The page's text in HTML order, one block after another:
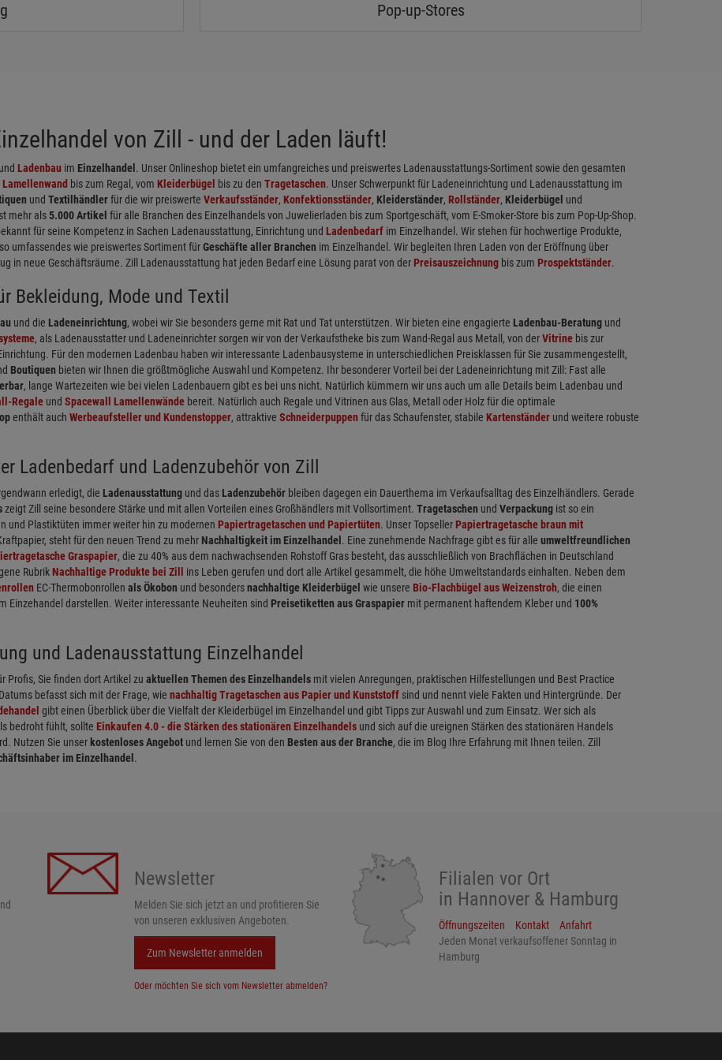
Pop-up-Stores
von Zill - und der Laden läuft!
und Ladenbau im Einzelhandel . Unser Onlineshop bietet ein umfangreiches und preiswertes Ladenausstattungs-Sortiment sowie den gesamten
Lamellenwand bis zum Regal, vom Kleiderbügel bis zu den Tragetaschen. Unser Schwerpunkt für Ladeneinrichtung und Ladenausstattung im
und Textilhändlerfür die wir preiswerte Verkaufsständer, Konfektionsständer, Kleiderständer, Rollständer, Kleiderbügel und
mehr als5.000 Artikel für alle Branchen des Einzelhandels von Juwelierladen bis zum Sportgeschäft, vom E-Smoker-Store bis zum Pop-Up-Shop.
für seine Kompetenz in Sachen Ladenausstattung, Einrichtung und Ladenbedarf im Einzelhandel. Wir stehen für hochwertige Produkte,
umfassendes wie preiswertes Sortiment fürGeschäfte aller Branchen im Einzelhandel. Wir begleiten Ihren Laden von der Eröffnung über
in neue Geschäftsräume. Zill Ladenausstattung hat jeden Bedarf eine Lösung parat von derPreisauszeichnung bis zum Prospektständer.
Bekleidung, Mode und Textil
und die Ladeneinrichtung, wobei wir Sie besonders gerne mit Rat und Tat unterstützen. Wir bieten eine engagierte Ladenbau-Beratung und
, als Ladenausstatter und Ladeneinrichter sorgen wir von der Verkaufstheke bis zum Wand-Regal aus Metall, von derVitrine bis zur
Für den modernen Ladenbau haben wir interessante Ladenbausysteme in unterschiedlichen Preisklassen für Sie zusammengestellt,
Boutiquen bieten wir Ihnen die größtmögliche Auswahl und Kompetenz. Ihr besonderer Vorteil bei der Ladeneinrichtung mit Zill: Fast alle
, lange Wartezeiten wie bei vielen Ladenbauern gibt es bei uns nicht. Natürlich kümmern wir uns auch um alle Details beim Ladenbau und
Regale und Spacewall Lamellenwände bereit. Natürlich auch Regale und Vitrinen aus Glas, Metall oder Holz für die optimale
enthält auch Werbeaufsteller und Kundenstopper, attraktive Schneiderpuppenfür das Schaufenster, stabile Kartenständer und weitere robuste
Ladenbedarf und Ladenzubehör von Zill
erledigt, die Ladenausstattung und das Ladenzubehör bleiben dagegen ein Dauerthema im Verkaufsalltag des Einzelhändlers. Gerade
zeigt Zill seine besondere Stärke und mit allen Vorteilen eines Großhändlers mit Vollsortiment. Tragetaschen und Verpackung ist so ein
und Plastiktüten immer weiter hin zu modernen Papiertragetaschen und Papiertüten. Unser TopsellerPapiertragetasche braun mit
steht für den neuen Trend zu mehr Nachhaltigkeit im Einzelhandel . Eine zunehmende Nachfrage gibt es für alle umweltfreundlichen
Graspapier, die zu 40% aus dem nachwachsenden Rohstoff Gras besteht, das ausschließlich von Brachflächen in Deutschland
RubrikNachhaltige Produkte bei Zill
ins Leben gerufen und dort alle Artikel gesammelt, die höhe Umweltstandards einhalten. Neben dem
EC-Thermobonrollen als Ökobon und besondersnachhaltige Kleiderbügel wie unsere Bio-Flachbügel aus Weizenstroh, die einen
Einzehandel darstellen. Weiter interessante Neuheiten sind Preisetiketten aus Graspapier mit permanent haftendem Kleber und 100%
und Ladenausstattung Einzelhandel
Profis, Sie finden dort Artikel zu aktuellen Themen des Einzelhandels mit vielen Anregungen, praktischen Hilfestellungen und Best Practice
befasst sich mit der Frage, wie nachhaltig Tragetaschen aus Papier und Kunststoff sind und nennt viele Fakten und Hintergründe. Der
gibt einen Überblick über die Vielfalt der Kleiderbügel im Einzelhandel und gibt Tipps zur Auswahl und zum Einsatz. Wer sich als
bedroht fühlt, sollte Einkaufen 4.0 - die Stärken des stationären Einzelhandels und sich auf die ureignen Stärken des stationären Handels
Nutzen Sie unser kostenloses Angebot und lernen Sie von den Besten aus der Branche, die im Blog Ihre Erfahrung mit Ihnen teilen. Zill
im Einzelhandel .
Newsletter
Melden Sie sich jetzt an und profitieren Sie
von unseren exklusiven Angeboten.
Zum Newsletter anmelden
Oder möchten Sie sich vom Newsletter abmelden?
Filialen vor Ort
in Hannover & Hamburg
Öffnungszeiten Kontakt
Anfahrt
Jeden Monat verkaufsoffener Sonntag in
Hamburg